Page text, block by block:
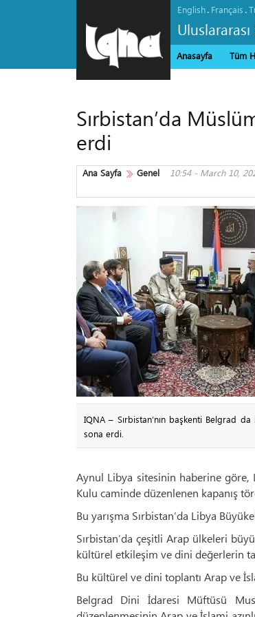
English. Français.
Anasayfa Tüm
Sırbistan’da
erdi
Ana Sayfa Genel 10:54 - March 10,
IQNA – Sırbistan’nın başkenti Belgrad
sona erdi.
Aynul Libya sitesinin haberine göre,
Kulu caminde düzenlenen kapanış
Bu yarışma Sırbistan’da Libya
Sırbistan’da çeşitli Arap ülkeleri
kültürel etkileşim ve dini değerlerin
Bu kültürel ve dini toplantı Arap ve
Belgrad Dini İdaresi Müftüsü